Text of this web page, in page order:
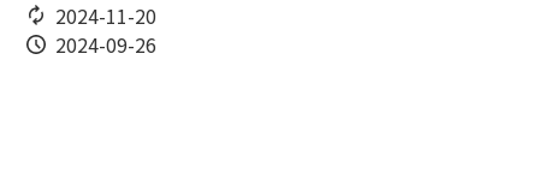
2024-11-20
2024-09-26